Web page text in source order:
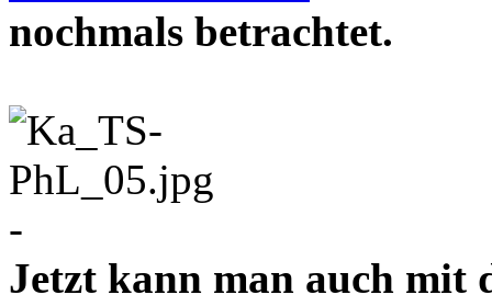
nochmals
-
Jetzt kann man auch mit